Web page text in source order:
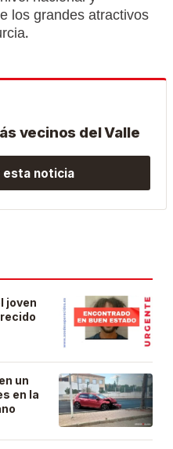
los grandes atractivos
vecinos del Valle
noticia
joven
un
en la